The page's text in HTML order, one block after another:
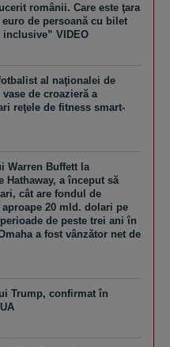
românii. Care este ţara
de persoană cu bilet
VIDEO
al naţionalei de
de croazieră a
reţele de fitness smart-
Warren Buffett la
a început să
cât are fondul de
20 mld. dolari pe
de peste trei ani în
a fost vânzător net de
Trump, confirmat în